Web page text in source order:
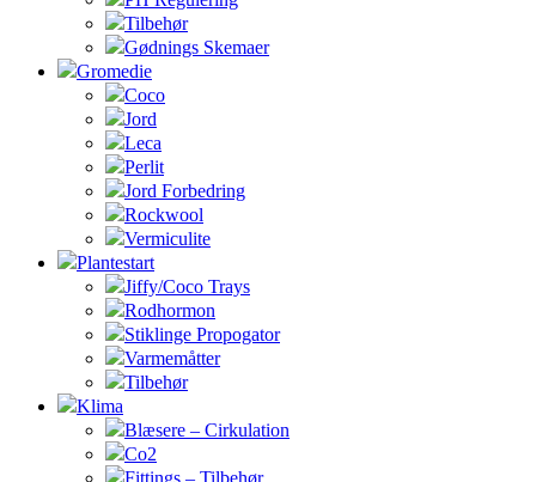
Tilbehør
Gødnings Skemaer
Gromedie
Coco
Jord
Leca
Perlit
Jord Forbedring
Rockwool
Vermiculite
Plantestart
Jiffy/Coco Trays
Rodhormon
Stiklinge Propogator
Varmemåtter
Tilbehør
Klima
Blæsere – Cirkulation
Co2
Fittings – Tilbehør